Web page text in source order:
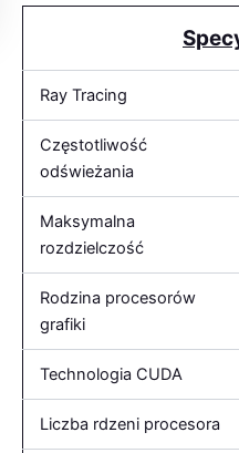
Ray Tracing
Częstotliwość
odświeżania
Maksymalna
rozdzielczość
Rodzina procesorów
grafiki
Technologia CUDA
Liczba rdzeni procesora